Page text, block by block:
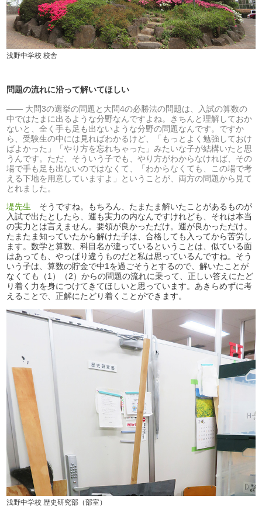
浅野中学校 校舎
問題の流れに沿って解いてほしい
大問3の選挙の問題と大問4の必勝法の問題は、入試の算数の
中ではたまに出るような分野なんですよね。きちんと理解しておか
ないと、全く手も足も出ないような分野の問題なんです。ですか
ら、受験生の中には見ればわかるけど、「もっとよく勉強しておけ
ばよかった」「やり方を忘れちゃった」みたいな子が結構いたと思
うんです。ただ、そういう子でも、やり方がわからなければ、その
場で手も足も出ないのではなくて、「わからなくても、この場で考
える下地を用意していますよ」ということが、両方の問題から見て
とれました。
堤先生 そうですね。もちろん、たまたま解いたことがあるものが
入試で出たとしたら、運も実力の内なんですけれども、それは本当
の実力とは言えません。要領が良かっただけ。運が良かっただけ。
たまたま知っていたから解けた子は、合格しても入ってから苦労し
ます。数学と算数、科目名が違っているということは、似ている面
はあっても、やっぱり違うものだと私は思っているんですね。そう
いう子は、算数の貯金で中1を過ごそうとするので、解いたことが
なくても（1）（2）からの問題の流れに乗って、正しい答えにたど
り着く力を身につけてきてほしいと思っています。あきらめずに考
えることで、正解にたどり着くことができます。
浅野中学校 歴史研究部（部室）